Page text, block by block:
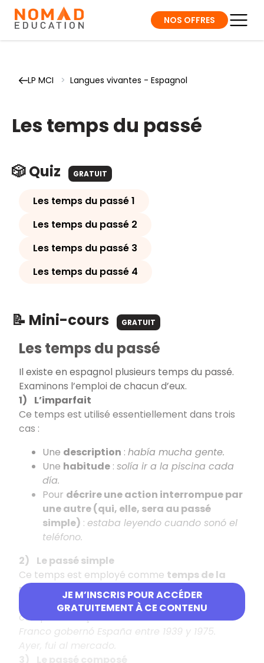
NOS OFFRES
LP MCI > Langues vivantes - Espagnol
Les temps du passé
🎲 Quiz GRATUIT
Les temps du passé 1
Les temps du passé 2
Les temps du passé 3
Les temps du passé 4
📝 Mini-cours GRATUIT
JE M’INSCRIS POUR ACCÉDER
GRATUITEMENT À CE CONTENU
Les temps du passé
Il existe en espagnol plusieurs temps du passé.
Examinons l’emploi de chacun d’eux.
1) L’imparfait
Ce temps est utilisé essentiellement dans trois
cas :
Une description : había mucha gente.
Une habitude : solía ir a la piscina cada
día.
Pour décrire une action interrompue par
une autre (qui, elle, sera au passé
simple) : estaba leyendo cuando sonó el
teléfono.
2) Le passé simple
Ce temps est employé comme temps de la
narration au passé pour des actions
achevées. Il correspond souvent au passé
composé français.
Franco gobernó España entre 1939 y 1975.
Ayer, fui al mercado.